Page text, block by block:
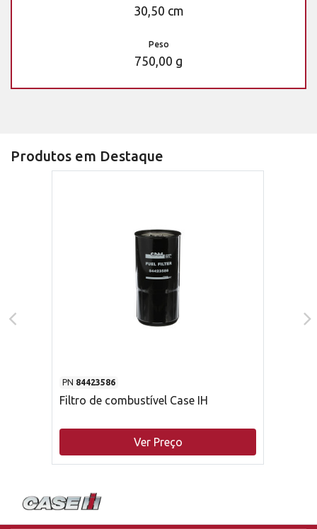
30,50 cm
Peso
750,00 g
Produtos em Destaque
PN 84423586
Filtro de combustível Case IH
Ver Preço